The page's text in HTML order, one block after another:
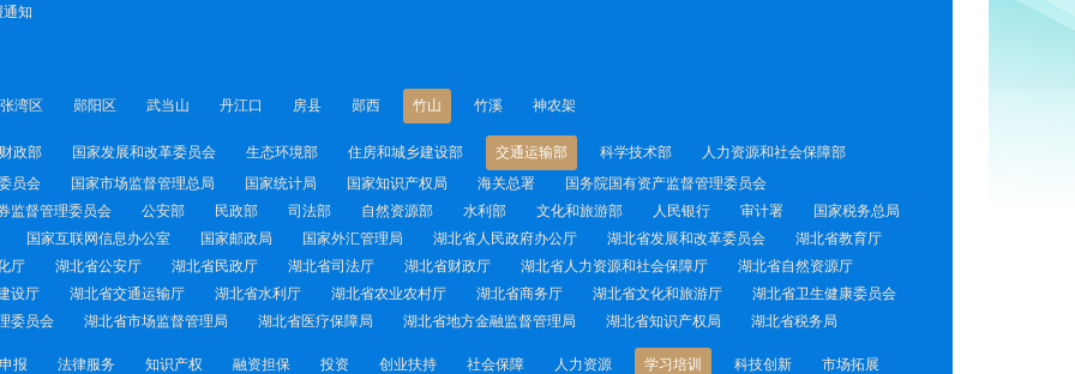
通知
张湾区 郧阳区 武当山 丹江口 房县 郧西 竹山 竹溪 神农架
财政部 国家发展和改革委员会 生态环境部 住房和城乡建设部 交通运输部 科学技术部
人力资源和社会保障部
员会 国家市场监督管理总局 国家统计局 国家知识产权局 海关总署
国务院国有资产监督管理委员会
监督管理委员会 公安部 民政部 司法部 自然资源部 水利部 文化和旅游部 人民银行 审计署
国家税务总局
国家互联网信息办公室 国家邮政局 国家外汇管理局 湖北省人民政府办公厅 湖北省发展和改革委员会
湖北省教育厅
厅 湖北省公安厅 湖北省民政厅 湖北省司法厅 湖北省财政厅 湖北省人力资源和社会保障厅
湖北省自然资源厅
设厅 湖北省交通运输厅 湖北省水利厅 湖北省农业农村厅 湖北省商务厅 湖北省文化和旅游厅
湖北省卫生健康委员会
委员会 湖北省市场监督管理局 湖北省医疗保障局 湖北省地方金融监督管理局 湖北省知识产权局 湖北省税务局
报 法律服务 知识产权 融资担保 投资 创业扶持 社会保障 人力资源 学习培训 科技创新
市场拓展